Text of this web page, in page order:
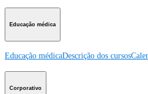
Educação médica
Educação médicaDescrição dos cursos
Corporativo